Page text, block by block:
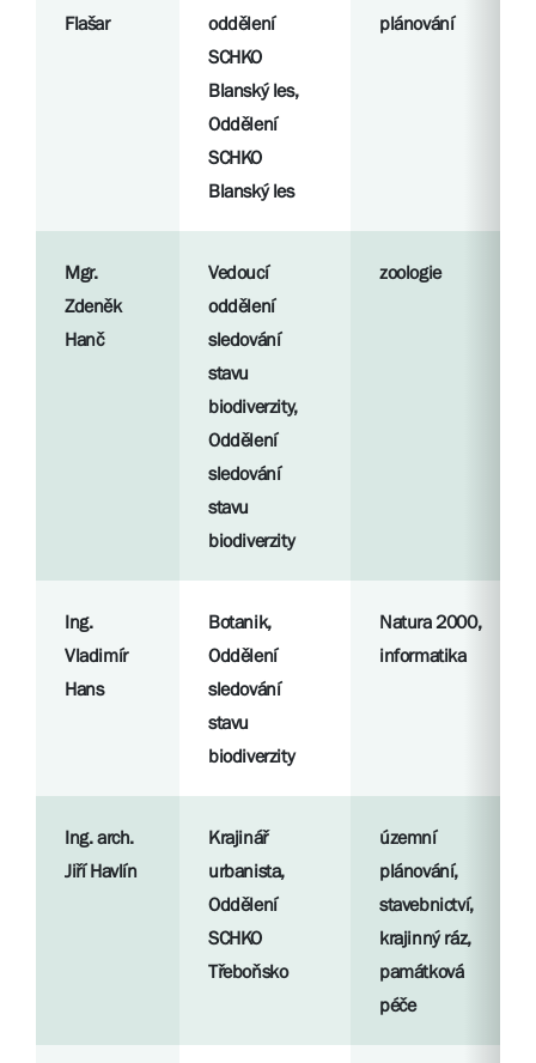
Flašar
oddělení
SCHKO
Blanský les,
Oddělení
SCHKO
Blanský les
plánování
Mgr.
Zdeněk
Hanč
Vedoucí
oddělení
sledování
stavu
biodiverzity,
Oddělení
sledování
stavu
biodiverzity
zoologie
Ing.
Vladimír
Hans
Botanik,
Oddělení
sledování
stavu
biodiverzity
Natura 2000,
informatika
Ing. arch.
Jiří Havlín
Krajinář
urbanista,
Oddělení
SCHKO
Třeboňsko
územní
plánování,
stavebnictví,
krajinný ráz,
památková
péče